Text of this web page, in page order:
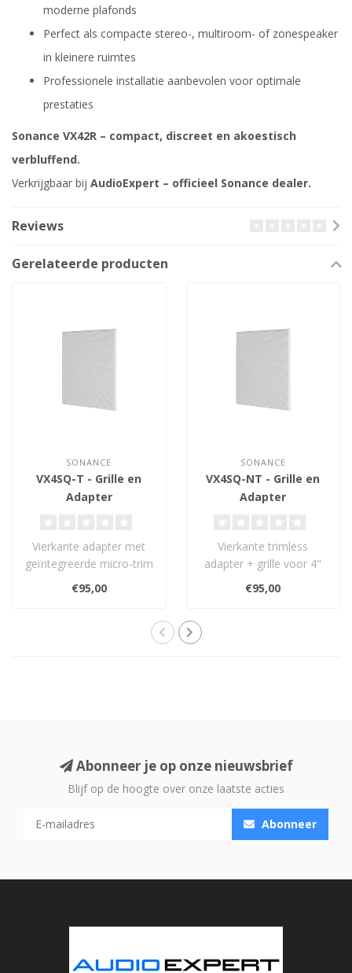
moderne plafonds
Perfect als compacte stereo-, multiroom- of zonespeaker
in kleinere ruimtes
Professionele installatie aanbevolen voor optimale
prestaties
Sonance VX42R – compact, discreet en akoestisch
verbluffend.
Verkrijgbaar bij AudioExpert – officieel Sonance dealer.
Reviews
Gerelateerde producten
SONANCE
VX4SQ-T - Grille en
Adapter
Vierkante adapter met
geïntegreerde micro-trim
grille voor 4" round
Sonance Vis..
€95,00
SONANCE
VX4SQ-NT - Grille en
Adapter
Vierkante trimless
adapter + grille voor 4"
round Sonance Visual
Experience en l..
€95,00
Abonneer je op onze nieuwsbrief
Blijf op de hoogte over onze laatste acties
Abonneer